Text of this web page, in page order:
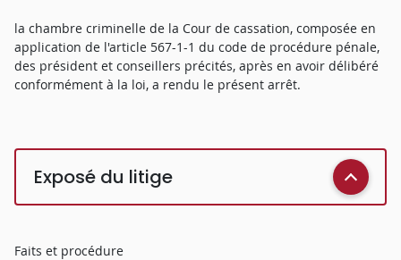
la chambre criminelle de la Cour de cassation, composée en
application de l'article 567-1-1 du code de procédure pénale,
des président et conseillers précités, après en avoir délibéré
conformément à la loi, a rendu le présent arrêt.
Exposé du litige
Faits et procédure